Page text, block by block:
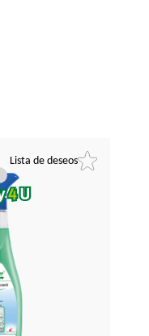
Lista de deseos